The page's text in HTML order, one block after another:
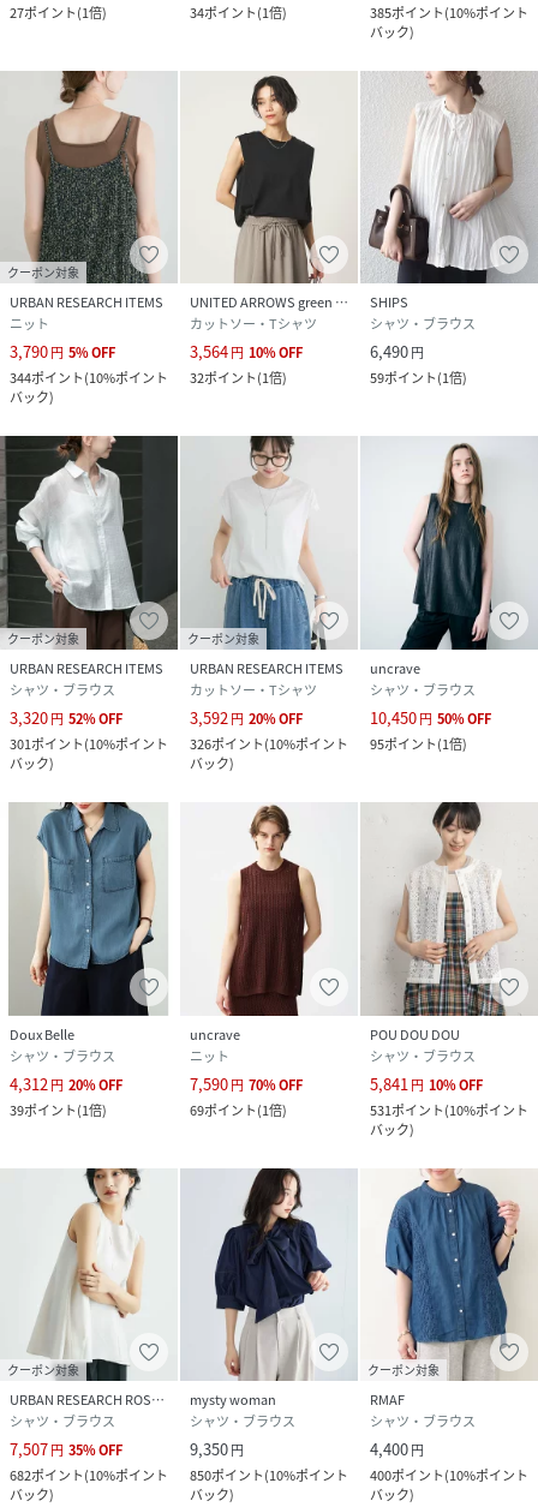
27ポイント(1倍)
34ポイント(1倍)
385ポイント(10%ポイント
バック)
クーポン対象
URBAN RESEARCH ITEMS
ニット
3,790円 5%OFF
344ポイント(10%ポイント
バック)
UNITED ARROWS green label relaxing
カットソー・Tシャツ
3,564円 10%OFF
32ポイント(1倍)
SHIPS
シャツ・ブラウス
6,490円
59ポイント(1倍)
クーポン対象
URBAN RESEARCH ITEMS
シャツ・ブラウス
3,320円 52%OFF
301ポイント(10%ポイント
バック)
クーポン対象
URBAN RESEARCH ITEMS
カットソー・Tシャツ
3,592円 20%OFF
326ポイント(10%ポイント
バック)
uncrave
シャツ・ブラウス
10,450円 50%OFF
95ポイント(1倍)
Doux Belle
シャツ・ブラウス
4,312 円 20%OFF
39ポイント(1倍)
uncrave
ニット
7,590円 70%OFF
69ポイント(1倍)
POU DOU DOU
シャツ・ブラウス
5,841 円 10%OFF
531ポイント(10%ポイント
バック)
クーポン対象
URBAN RESEARCH ROSSO
シャツ・ブラウス
7,507円 35%OFF
682ポイント(10%ポイント
バック)
mysty woman
シャツ・ブラウス
9,350円
850ポイント(10%ポイント
バック)
クーポン対象
RMAF
シャツ・ブラウス
4,400円
400ポイント(10%ポイント
バック)